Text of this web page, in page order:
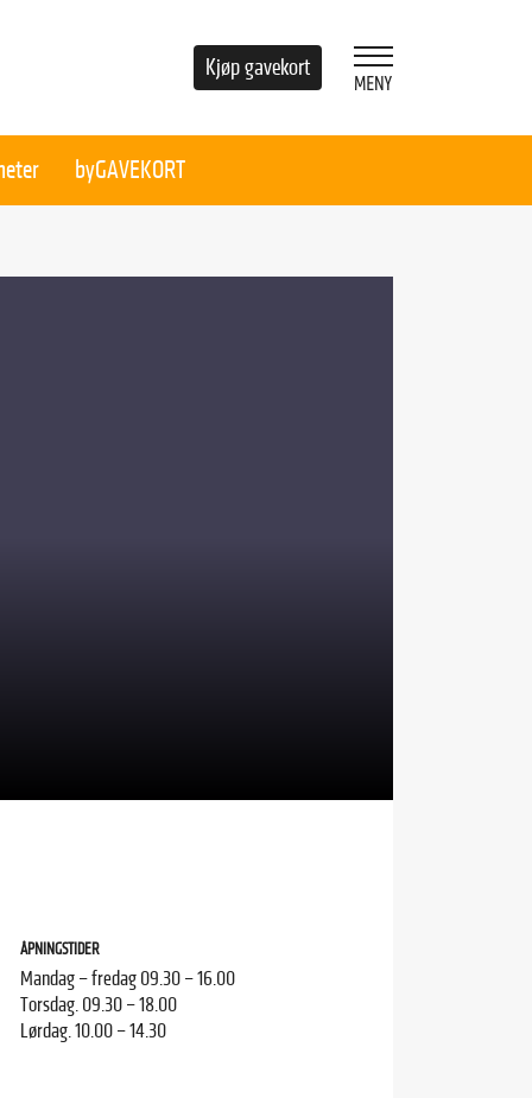
Kjøp gavekort
byGAVEKORT
ÅPNINGSTIDER
Mandag – fredag 09.30 – 16.00
Torsdag. 09.30 – 18.00
Lørdag. 10.00 – 14.30